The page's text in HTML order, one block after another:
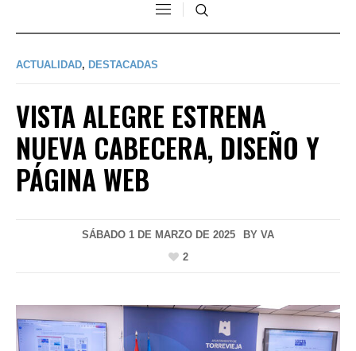
ACTUALIDAD, DESTACADAS
VISTA ALEGRE ESTRENA
NUEVA CABECERA, DISEÑO Y
PÁGINA WEB
SÁBADO 1 DE MARZO DE 2025 BY VA
2